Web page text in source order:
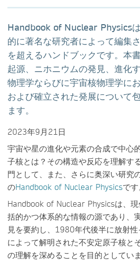
Handbook of Nuclear Physics
的に著名な研究者によって編集
を超えるハンドブックです。本
起源、ニホニウムの発見、進化
物理学ならびに宇宙核物理学に
および確立された発展について
ます。
2023年9月21日
宇宙や星の進化や元素の合成で中心
子核とは？その構造や反応を理解す
門として、また、さらに奥深い研究
のHandbook of Nuclear Physicsです
Handbook of Nuclear Physicsは、
括的かつ体系的な情報の源であり、
見を要約し、1980年代後半に放射
によって解明された不安定原子核と
の理解を深めることを目的としていま